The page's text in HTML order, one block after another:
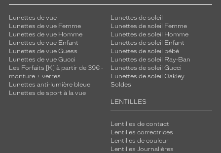
Lunettes de vue
Lunettes de vue Femme
Lunettes de vue Homme
Lunettes de vue Enfant
Lunettes de vue Guess
Lunettes de vue Gucci
Les Forfaits [K] à partir de 39€ -
monture + verres
Lunettes anti-lumière bleue
Lunettes de sport à la vue
Lunettes de soleil
Lunettes de soleil Femme
Lunettes de soleil Homme
Lunettes de soleil Enfant
Lunettes de soleil bébé
Lunettes de soleil Ray-Ban
Lunettes de soleil Gucci
Lunettes de soleil Oakley
Soldes
LENTILLES
Lentilles de contact
Lentilles correctrices
Lentilles de couleur
Lentilles Journalières